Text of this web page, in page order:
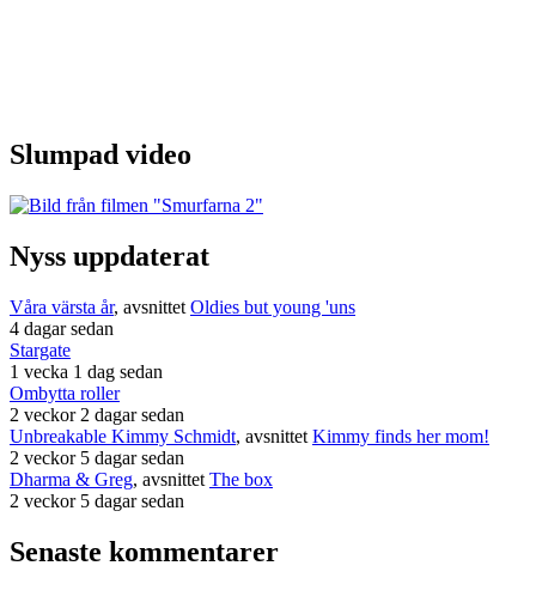
Slumpad video
Nyss uppdaterat
Våra värsta år, avsnittet Oldies but young 'uns
4 dagar sedan
Stargate
1 vecka 1 dag sedan
Ombytta roller
2 veckor 2 dagar sedan
Unbreakable Kimmy Schmidt, avsnittet Kimmy finds her mom!
2 veckor 5 dagar sedan
Dharma & Greg, avsnittet The box
2 veckor 5 dagar sedan
Senaste kommentarer